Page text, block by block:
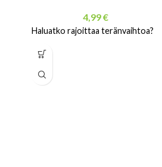
4,99€
Haluatko rajoittaa teränvaihtoa?